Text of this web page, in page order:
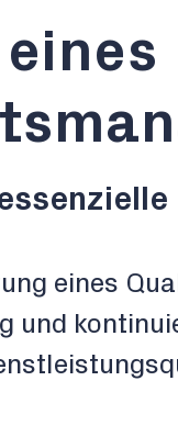
eines
und